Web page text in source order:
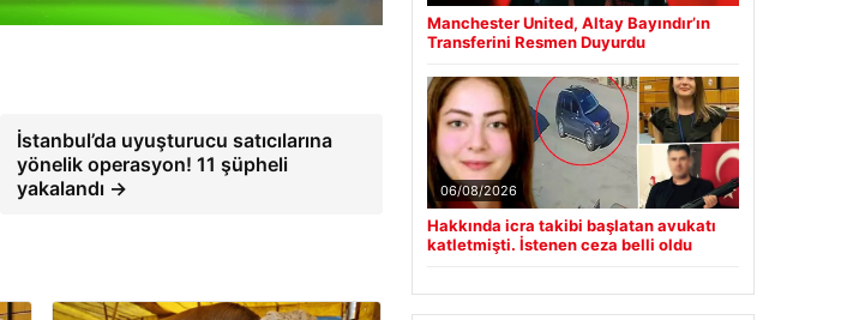
İstanbul’da uyuşturucu satıcılarına
yönelik operasyon! 11 şüpheli
yakalandı →
Manchester United, Altay Bayındır’ın
Transferini Resmen Duyurdu
06/08/2026
Hakkında icra takibi başlatan avukatı
katletmişti. İstenen ceza belli oldu